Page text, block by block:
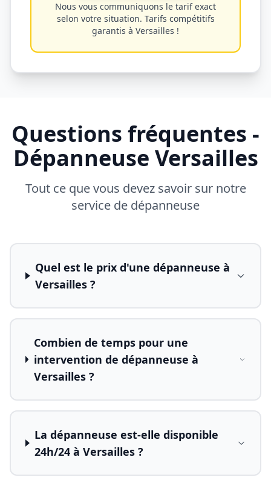
Nous vous communiquons le tarif exact
selon votre situation. Tarifs compétitifs
garantis à Versailles !
Questions fréquentes -
Dépanneuse Versailles
Tout ce que vous devez savoir sur notre
service de dépanneuse
Quel est le prix d'une dépanneuse à
Versailles ?
Combien de temps pour une
intervention de dépanneuse à
Versailles ?
La dépanneuse est-elle disponible
24h/24 à Versailles ?